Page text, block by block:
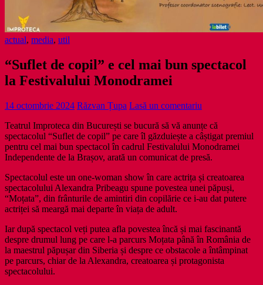
actual, media, util
“Suflet de copil” e cel mai bun spectacol
la Festivalului Monodramei
14 octombrie 2024 Răzvan Țupa Lasă un comentariu
Teatrul Improteca din București se bucură să vă anunțe că
spectacolul “Suflet de copil” pe care îl găzduiește a câștigat premiul
pentru cel mai bun spectacol în cadrul Festivalului Monodramei
Independente de la Brașov, arată un comunicat de presă.
Spectacolul este un one-woman show în care actrița și creatoarea
spectacolului Alexandra Pribeagu spune povestea unei păpuși,
“Moțata”, din frânturile de amintiri din copilărie ce i-au dat putere
actriței să meargă mai departe în viața de adult.
Iar după spectacol veți putea afla povestea încă și mai fascinantă
despre drumul lung pe care l-a parcurs Moțata până în România de
la maestrul păpușar din Siberia și despre ce obstacole a întâmpinat
pe parcurs, chiar de la Alexandra, creatoarea și protagonista
spectacolului.